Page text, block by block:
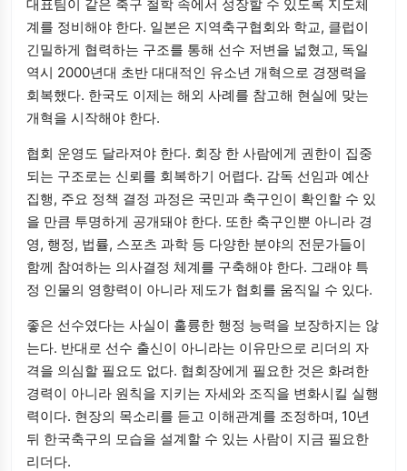
대표팀이 같은 축구 철학 속에서 성장할 수 있도록 지도체
계를 정비해야 한다. 일본은 지역축구협회와 학교, 클럽이
긴밀하게 협력하는 구조를 통해 선수 저변을 넓혔고, 독일
역시 2000년대 초반 대대적인 유소년 개혁으로 경쟁력을
회복했다. 한국도 이제는 해외 사례를 참고해 현실에 맞는
개혁을 시작해야 한다.
협회 운영도 달라져야 한다. 회장 한 사람에게 권한이 집중
되는 구조로는 신뢰를 회복하기 어렵다. 감독 선임과 예산
집행, 주요 정책 결정 과정은 국민과 축구인이 확인할 수 있
을 만큼 투명하게 공개돼야 한다. 또한 축구인뿐 아니라 경
영, 행정, 법률, 스포츠 과학 등 다양한 분야의 전문가들이
함께 참여하는 의사결정 체계를 구축해야 한다. 그래야 특
정 인물의 영향력이 아니라 제도가 협회를 움직일 수 있다.
좋은 선수였다는 사실이 훌륭한 행정 능력을 보장하지는 않
는다. 반대로 선수 출신이 아니라는 이유만으로 리더의 자
격을 의심할 필요도 없다. 협회장에게 필요한 것은 화려한
경력이 아니라 원칙을 지키는 자세와 조직을 변화시킬 실행
력이다. 현장의 목소리를 듣고 이해관계를 조정하며, 10년
뒤 한국축구의 모습을 설계할 수 있는 사람이 지금 필요한
리더다.